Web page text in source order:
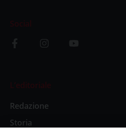
Social
L’editoriale
Redazione
Storia